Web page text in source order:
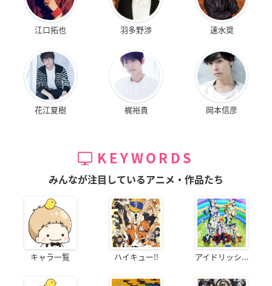
江口拓也 羽多野渉 速水奨
花江夏樹 梶裕貴 岡本信彦
KEYWORDS
みんなが注目しているアニメ・作品たち
キャラ一覧 ハイキュー!! アイドリッシ...